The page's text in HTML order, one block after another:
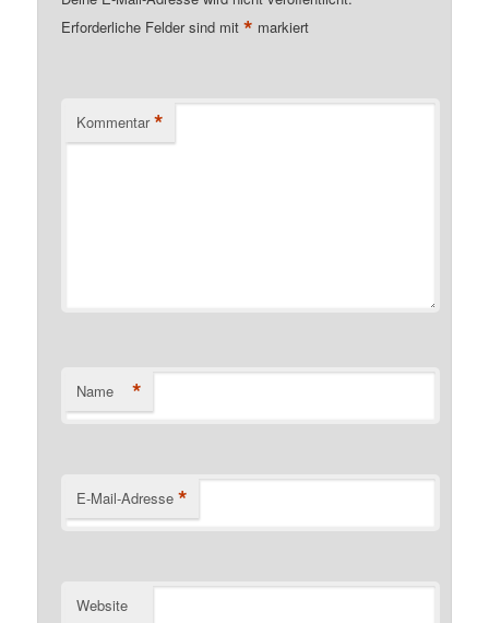
Erforderliche Felder sind mit* markiert
Kommentar *
Name *
E-Mail-Adresse *
Website